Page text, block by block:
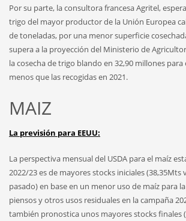
Por su parte, la consultora francesa Agritel,
trigo del mayor productor de la Unión Europea
de toneladas, por una menor superficie
supera a la proyección del Ministerio de
la cosecha de trigo blando en 32,90 millones para
menos que las recogidas en 2021.
MAIZ
La previsión para EEUU:
La perspectiva mensual del USDA para el maíz
2022/23 es de mayores stocks iniciales (38,35Mts
pasado) en base en un menor uso de maíz para
piensos y otros usos residuales en la campaña
también pronostica unos mayores stocks finales